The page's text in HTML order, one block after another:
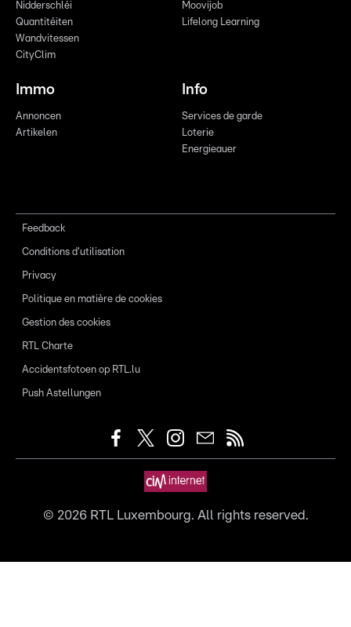
Nidderschléi
Quantitéiten
Wandvitessen
CityClim
Moovijob
Lifelong Learning
Immo
Annoncen
Artikelen
Info
Services de garde
Loterie
Energieauer
Feedback
Conditions d'utilisation
Privacy
Politique en matière de cookies
Gestion des cookies
RTL Charte
Accidentsfotoen op RTL.lu
Push Astellungen
© 2026RTL Luxembourg. All rights reserved.